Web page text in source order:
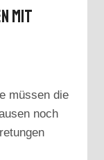
Mit
müssen die
noch